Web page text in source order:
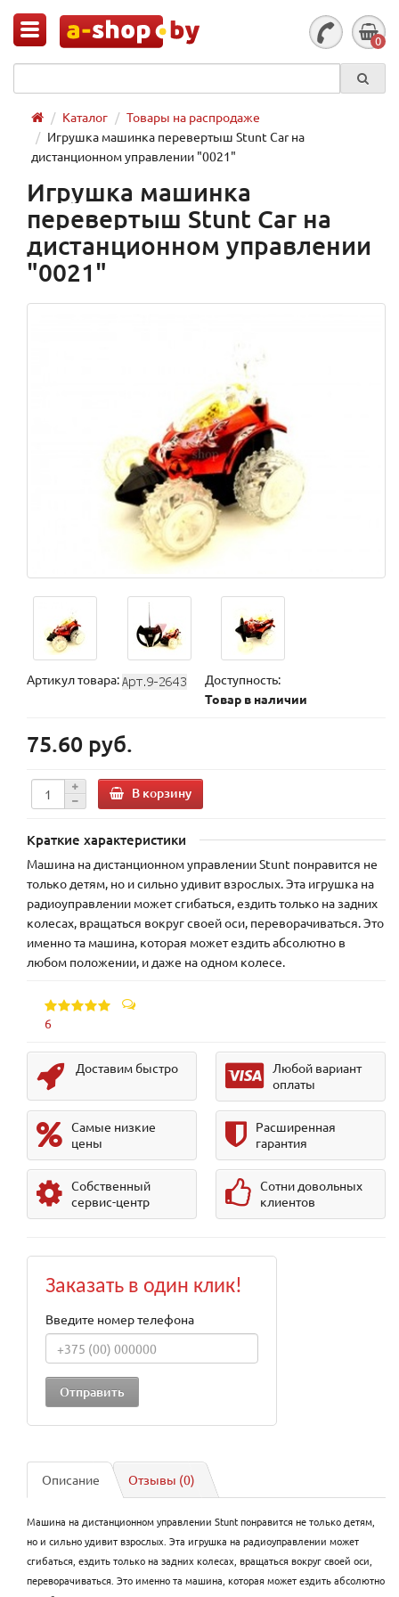
0
Каталог
Товары на распродаже
Игрушка машинка перевертыш Stunt Car на
дистанционном управлении "0021"
Игрушка машинка
перевертыш Stunt Car на
дистанционном управлении
"0021"
Артикул товара:
Доступность:
Товар в наличии
75.60 руб.
В корзину
Краткие характеристики
Машина на дистанционном управлении Stunt понравится не
только детям, но и сильно удивит взрослых. Эта игрушка на
радиоуправлении может сгибаться, ездить только на задних
колесах, вращаться вокруг своей оси, переворачиваться. Это
именно та машина, которая может ездить абсолютно в
любом положении, и даже на одном колесе.
6
Доставим быстро
Любой вариант
оплаты
Самые низкие
цены
Расширенная
гарантия
Собственный
сервис-центр
Сотни довольных
клиентов
Заказать в один клик!
Введите номер телефона
Описание Отзывы (0)
Машина на дистанционном управлении Stunt понравится не только детям,
но и сильно удивит взрослых. Эта игрушка на радиоуправлении может
сгибаться, ездить только на задних колесах, вращаться вокруг своей оси,
переворачиваться. Это именно та машина, которая может ездить абсолютно